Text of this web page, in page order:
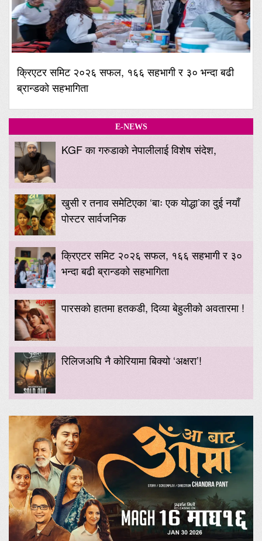
क्रिएटर समिट २०२६ सफल, १६६ सहभागी र ३० भन्दा बढी
ब्रान्डको सहभागिता
E-NEWS
KGF का गरुडाको नेपालीलाई विशेष संदेश,
खुसी र तनाव समेटिएका ‘बाः एक योद्धा’का दुई नयाँ
पोस्टर सार्वजनिक
क्रिएटर समिट २०२६ सफल, १६६ सहभागी र ३०
भन्दा बढी ब्रान्डको सहभागिता
पारसको हातमा हतकडी, दिव्या बेहुलीको अवतारमा !
रिलिजअघि नै कोरियामा बिक्यो ‘अक्षरा’!